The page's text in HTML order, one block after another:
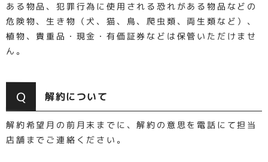
ある物品、犯罪行為に使用される恐れがある物品などの
危険物、生き物（犬、猫、鳥、爬虫類、両生類など）、
植物、貴重品・現金・有価証券などは保管いただけませ
ん。
Q 解約について
解約希望月の前月末までに、解約の意思を電話にて担当
店舗までご連絡ください。